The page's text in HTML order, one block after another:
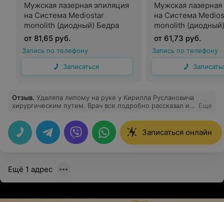
Мужская лазерная эпиляция
на Система Mediostar
monolith (диодный) Бедра
от 81,65 руб.
Запись по телефону
Записаться
Мужская
на Система
monolith
(классическое)
от 61,73 руб.
Запись по телефону
Отзыв. Удаляла липому на руке у Кирилла Руслановича
хирургическим путем. Врач все подробно рассказал и
безболезненно, шов очень тонкий и аккуратный, после
процедуры никакого дискомфорта не приносил)
Доктор очень чуткий и внимательный!
Еще
Записаться онлайн
Ещё 1 адрес